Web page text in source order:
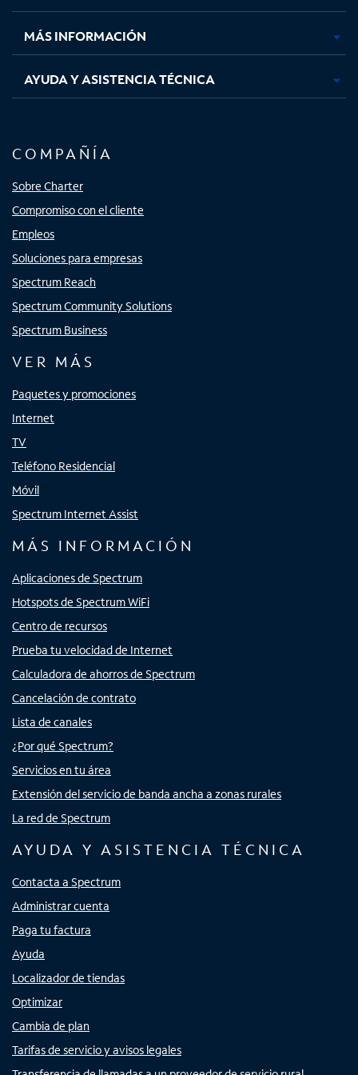
nuevanuevanuevanueva
MÁS INFORMACIÓN
AYUDA Y ASISTENCIA TÉCNICA
COMPAÑÍA
Sobre Charter
Compromiso con el cliente
Empleos
Soluciones para empresas
Spectrum Reach
Spectrum Community Solutions
Spectrum Business
VER MÁS
Paquetes y promociones
Internet
TV
Teléfono Residencial
Móvil
Spectrum Internet Assist
MÁS INFORMACIÓN
Aplicaciones de Spectrum
Hotspots de Spectrum WiFi
Centro de recursos
Prueba tu velocidad de Internet
Calculadora de ahorros de Spectrum
Cancelación de contrato
Lista de canales
¿Por qué Spectrum?
Servicios en tu área
Extensión del servicio de banda ancha a zonas rurales
La red de Spectrum
AYUDA Y ASISTENCIA TÉCNICA
Contacta a Spectrum
Administrar cuenta
Paga tu factura
Ayuda
Localizador de tiendas
Optimizar
Cambia de plan
Tarifas de servicio y avisos legales